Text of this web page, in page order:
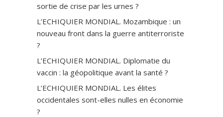
sortie de crise par les urnes ?
L’ECHIQUIER MONDIAL. Mozambique : un
nouveau front dans la guerre antiterroriste
?
L’ECHIQUIER MONDIAL. Diplomatie du
vaccin : la géopolitique avant la santé ?
L’ECHIQUIER MONDIAL. Les élites
occidentales sont-elles nulles en économie
?